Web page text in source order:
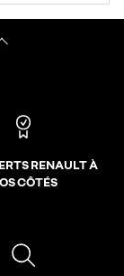
RENAULT À
CÔTÉS